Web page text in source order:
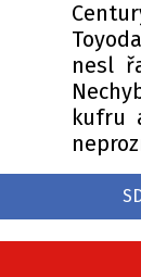
nesl
kufru